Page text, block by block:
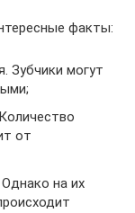
факты:
Зубчики могут
от
на их